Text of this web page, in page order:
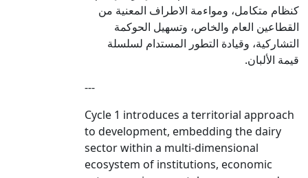
كنظام متكامل، ومواءمة الاطراف المعنية من
القطاعين العام والخاص، وتسهيل الحوكمة
التشاركية، وقيادة التطور المستدام لسلسلة
قيمة الألبان.
---
Cycle 1 introduces a territorial approach
to development, embedding the dairy
sector within a multi-dimensional
ecosystem of institutions, economic